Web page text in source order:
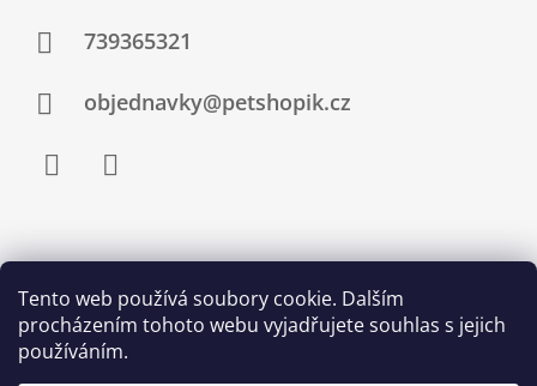
Tento web používá soubory cookie. Dalším
procházením tohoto webu vyjadřujete souhlas s jejich
používáním.
739365321
objednavky@petshopik.cz
Zboží.cz Heureka.cz Shoptet.cz
Najnakup.sk Srovnání cen ušetřím.cz Nákup.24hod.sk